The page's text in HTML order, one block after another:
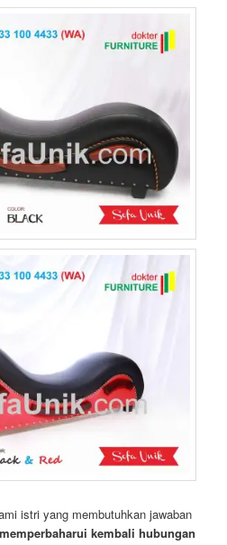
istri yang membutuhkan jawaban
kembali hubungan